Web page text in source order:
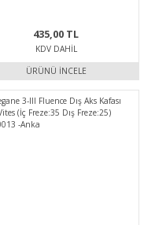
435,00 TL
KDV DAHIL
ÜRÜNÜ İNCELE